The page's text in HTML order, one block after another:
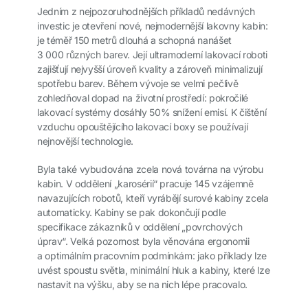
Jedním z nejpozoruhodnějších příkladů nedávných
investic je otevření nové, nejmodernější lakovny kabin:
je téměř 150 metrů dlouhá a schopná nanášet
3 000 různých barev. Její ultramoderní lakovací roboti
zajišťují nejvyšší úroveň kvality a zároveň minimalizují
spotřebu barev. Během vývoje se velmi pečlivě
zohledňoval dopad na životní prostředí: pokročilé
lakovací systémy dosáhly 50% snížení emisí. K čištění
vzduchu opouštějícího lakovací boxy se používají
nejnovější technologie.
Byla také vybudována zcela nová továrna na výrobu
kabin. V oddělení „karosérií“ pracuje 145 vzájemně
navazujících robotů, kteří vyrábějí surové kabiny zcela
automaticky. Kabiny se pak dokončují podle
specifikace zákazníků v oddělení „povrchových
úprav“. Velká pozornost byla věnována ergonomii
a optimálním pracovním podmínkám: jako příklady lze
uvést spoustu světla, minimální hluk a kabiny, které lze
nastavit na výšku, aby se na nich lépe pracovalo.